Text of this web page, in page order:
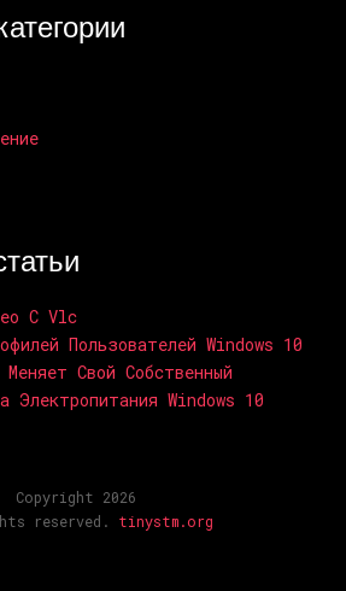
С Vlc
Пользователей Windows 10
Свой Собственный
Электропитания Windows 10
Copyright 2026
reserved. tinystm.org